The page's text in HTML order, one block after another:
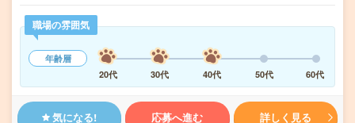
職場の雰囲気
年齢層
20代
30代 40代 50代 60代
気になる! 応募へ進む 詳しく見る